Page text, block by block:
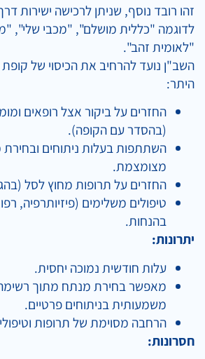
זהו רובד נוסף, שניתן לרכישה ישירות
לדוגמה "כללית מושלם", "מכבי שלי",
"לאומית זהב".
השב"ן נועד להרחיב את הכיסוי של קופת
היתר:
החזרים על ביקור אצל רופאים
(בהסדר עם הקופה).
השתתפות בעלות ניתוחים
מצומצמת.
החזרים על תרופות מחוץ לסל
טיפולים משלימים (פיזיותרפיה,
בהנחות.
יתרונות:
עלות חודשית נמוכה יחסית.
מאפשר בחירת מנתח מתוך
משמעותית בניתוחים פרטיים.
הרחבה מסוימת של תרופות
חסרונות: